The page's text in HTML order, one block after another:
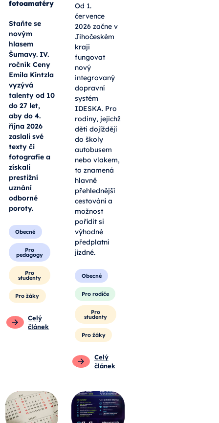
fotoamatéry
Staňte se
novým
hlasem
Šumavy. IV.
ročník Ceny
Emila Kintzla
vyzývá
talenty od 10
do 27 let,
aby do 4.
října 2026
zaslali své
texty či
fotografie a
získali
prestižní
uznání
odborné
poroty.
Obecné
Pro
pedagogy
Pro
studenty
Pro žáky
Celý
článek
Od 1.
července
2026 začne v
Jihočeském
kraji
fungovat
nový
integrovaný
dopravní
systém
IDESKA. Pro
rodiny, jejichž
děti dojíždějí
do školy
autobusem
nebo vlakem,
to znamená
hlavně
přehlednější
cestování a
možnost
pořídit si
výhodné
předplatní
jízdné.
Obecné
Pro rodiče
Pro
studenty
Pro žáky
Celý
článek